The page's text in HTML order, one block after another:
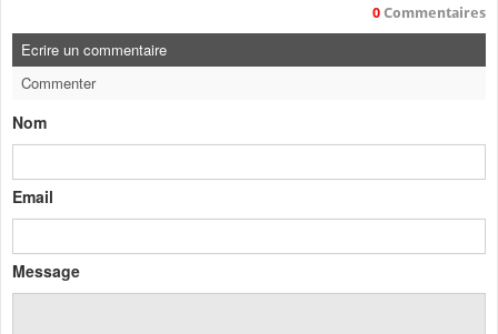
0 Commentaires
Ecrire un commentaire
Commenter
Nom
Email
Message